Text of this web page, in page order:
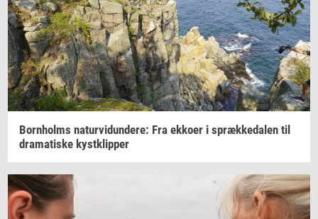
Born­holms na­tur­vi­dun­de­re: Fra ek­ko­er i spræk­ke­da­len til
dra­ma­ti­ske kyst­klip­per